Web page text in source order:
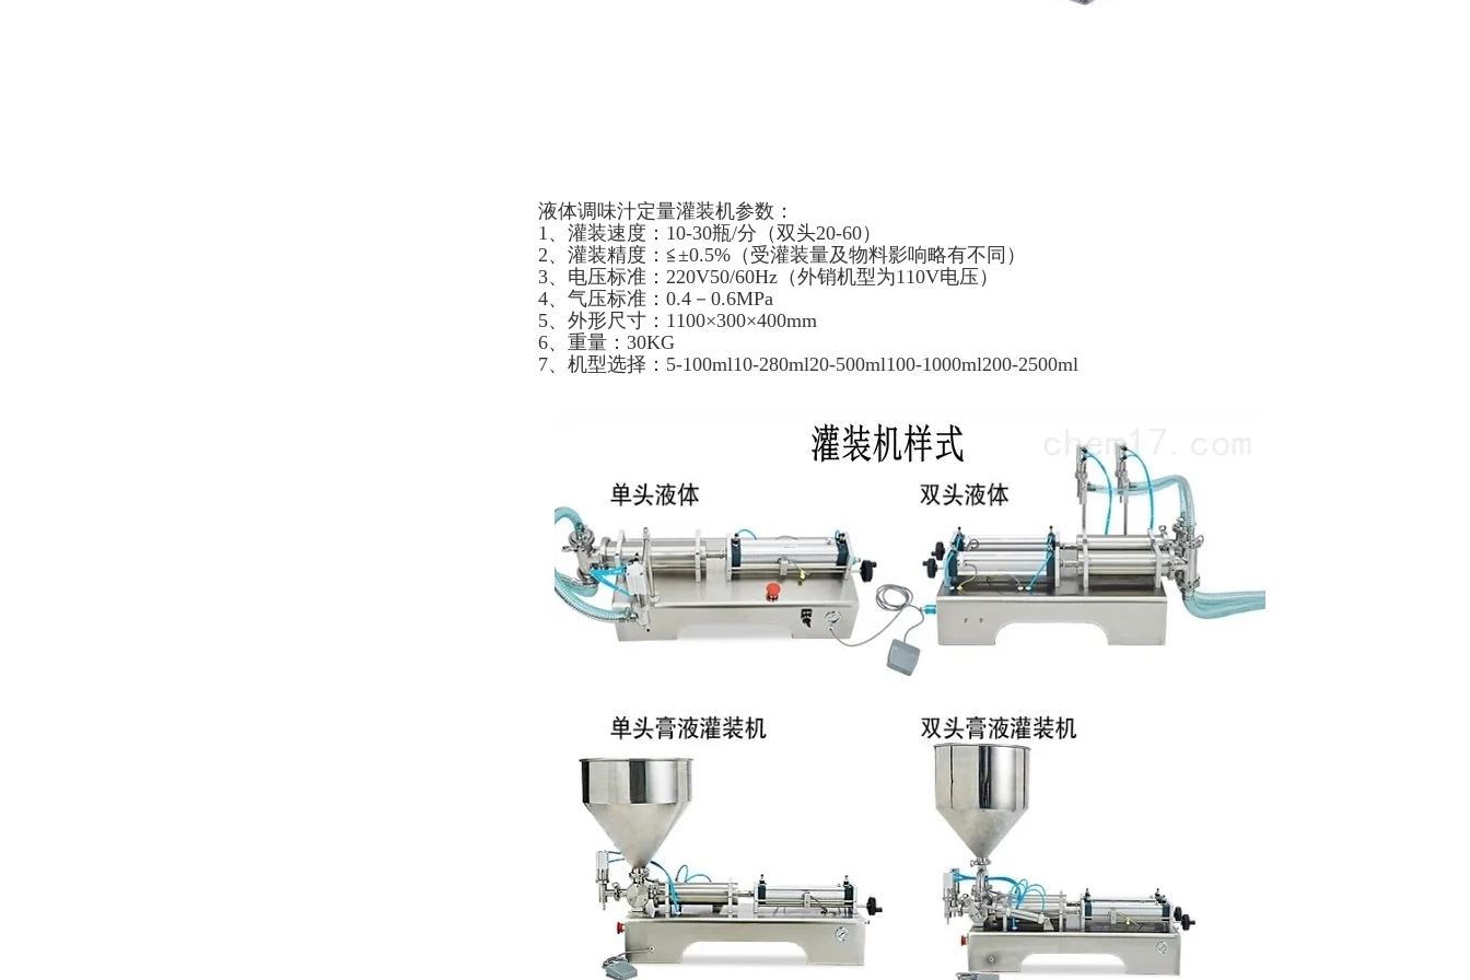
液体调味汁定量灌装机参数：
1、灌装速度：10-30瓶/分（双头20-60）
2、灌装精度：≦±0.5%（受灌装量及物料影响略有不同）
3、电压标准：220V50/60Hz（外销机型为110V电压）
4、气压标准：0.4－0.6MPa
5、外形尺寸：1100×300×400mm
6、重量：30KG
7、机型选择：5-100ml10-280ml20-500ml100-1000ml200-2500ml